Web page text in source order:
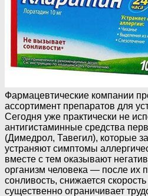
Фармацевтические компании
ассортимент препаратов для
Сегодня уже практически не
антигистаминные средства
(Димедрол, Тавегил), которые
устраняют симптомы
вместе с тем оказывают
организм человека — после их
сонливость, снижается
существенно ограничивает